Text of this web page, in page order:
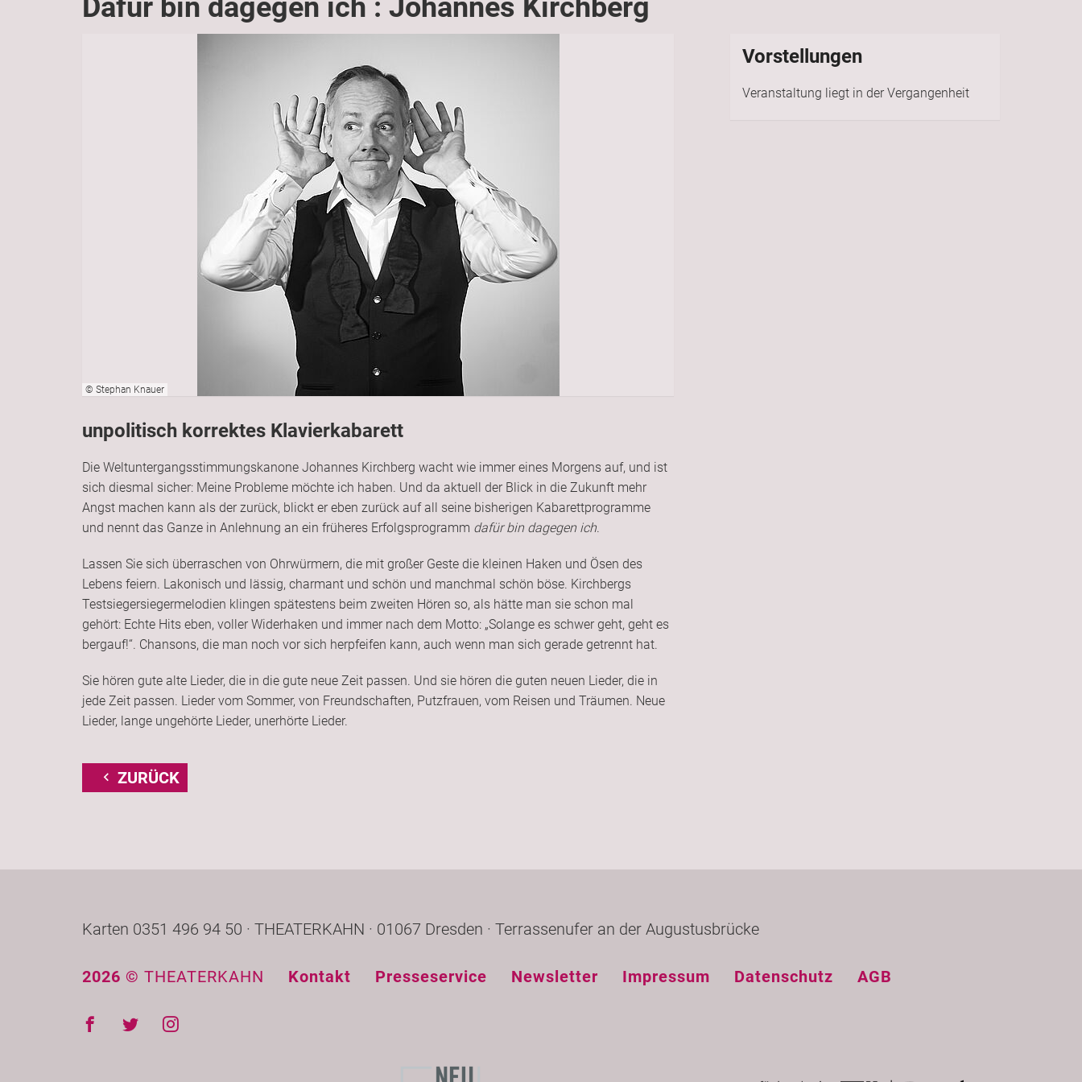
Dafür bin dagegen ich : Johannes Kirchberg
© Stephan Knauer
unpolitisch korrektes Klavierkabarett
Die Weltuntergangsstimmungskanone Johannes Kirchberg wacht wie immer eines Morgens auf, und ist
sich diesmal sicher: Meine Probleme möchte ich haben. Und da aktuell der Blick in die Zukunft mehr
Angst machen kann als der zurück, blickt er eben zurück auf all seine bisherigen Kabarettprogramme
und nennt das Ganze in Anlehnung an ein früheres Erfolgsprogramm dafür bin dagegen ich.
Lassen Sie sich überraschen von Ohrwürmern, die mit großer Geste die kleinen Haken und Ösen des
Lebens feiern. Lakonisch und lässig, charmant und schön und manchmal schön böse. Kirchbergs
Testsiegersiegermelodien klingen spätestens beim zweiten Hören so, als hätte man sie schon mal
gehört: Echte Hits eben, voller Widerhaken und immer nach dem Motto: „Solange es schwer geht, geht es
bergauf!“. Chansons, die man noch vor sich herpfeifen kann, auch wenn man sich gerade getrennt hat.
Sie hören gute alte Lieder, die in die gute neue Zeit passen. Und sie hören die guten neuen Lieder, die in
jede Zeit passen. Lieder vom Sommer, von Freundschaften, Putzfrauen, vom Reisen und Träumen. Neue
Lieder, lange ungehörte Lieder, unerhörte Lieder.
Vorstellungen
Veranstaltung liegt in der Vergangenheit
ZURÜCK
Karten 0351 496 94 50 · THEATERKAHN · 01067 Dresden · Terrassenufer an der Augustusbrücke
2026 © THEATERKAHN Kontakt Presseservice Newsletter Impressum Datenschutz AGB